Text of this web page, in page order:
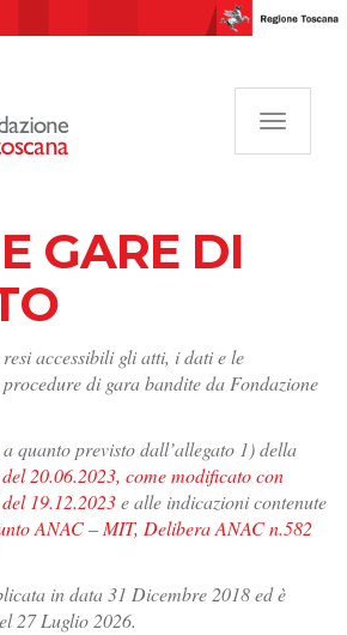
GARE DI
resi accessibili gli atti, i dati e le
di gara bandite da Fondazione
quanto previsto dall’allegato 1) della
20.06.2023, come modificato con
19.12.2023e alle indicazioni contenute
ANAC – MIT, Delibera ANAC n.582
in data 31 Dicembre 2018 ed è
27 Luglio 2026.